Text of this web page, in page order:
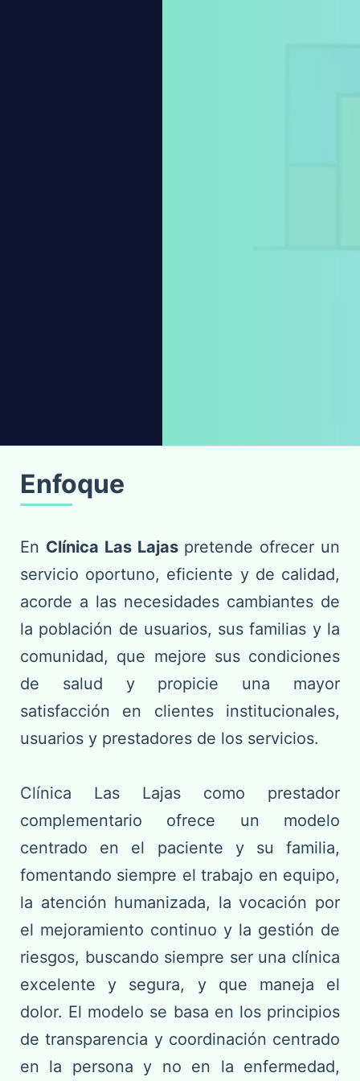
Enfoque
En Clínica Las Lajaspretende ofrecer un
servicio oportuno, eficiente y de calidad,
acorde a las necesidades cambiantes de
la población de usuarios, sus familias y la
comunidad, que mejore sus condiciones
de salud y propicie una mayor
satisfacción en clientes institucionales,
usuarios y prestadores de los servicios.
Clínica Las Lajas como prestador
complementario ofrece un modelo
centrado en el paciente y su familia,
fomentando siempre el trabajo en equipo,
la atención humanizada, la vocación por
el mejoramiento continuo y la gestión de
riesgos, buscando siempre ser una clínica
excelente y segura, y que maneja el
dolor. El modelo se basa en los principios
de transparencia y coordinación centrado
en la persona y no en la enfermedad,